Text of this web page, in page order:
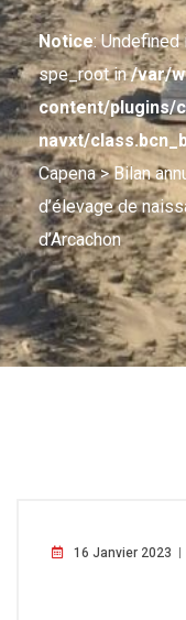
Notice:
spe_root in/var/
content/plugins/
navxt/
Capena> Bilan
d’élevage de
d’Arcachon
16 Janvier 2023